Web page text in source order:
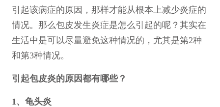
引起该病症的原因，那样才能从根本上减少炎症的
情况。那么包皮发生炎症是怎么引起的呢？其实在
生活中是可以尽量避免这种情况的，尤其是第2种
和第3种情况。
引起包皮炎的原因都有哪些？
1、龟头炎